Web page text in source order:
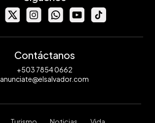
Contáctanos
+503 7854 0662
anunciate@elsalvador.com